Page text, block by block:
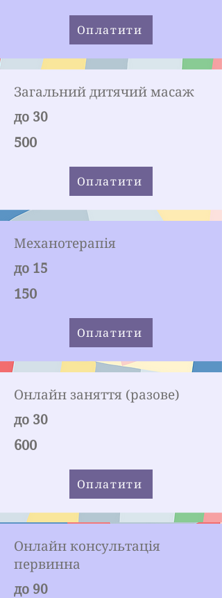
Оплатити
Загальний дитячий масаж
до 30
500
Оплатити
Механотерапія
до 15
150
Оплатити
Онлайн заняття (разове)
до 30
600
Оплатити
Онлайн консультація
первинна
до 90